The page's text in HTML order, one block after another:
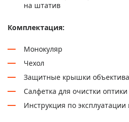
на штатив
Комплектация:
Монокуляр
Чехол
Защитные крышки
Салфетка для очистки оптики
Инструкция по